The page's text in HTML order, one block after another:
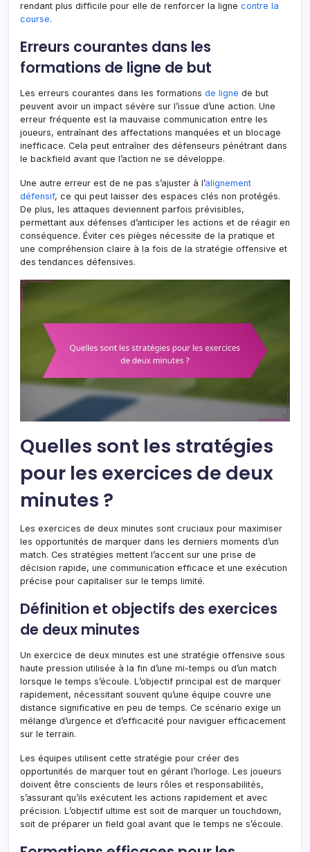
rendant plus difficile pour elle de renforcer la ligne contre la
course.
Erreurs courantes dans les
formations de ligne de but
Les erreurs courantes dans les formations de ligne de but
peuvent avoir un impact sévère sur l’issue d’une action. Une
erreur fréquente est la mauvaise communication entre les
joueurs, entraînant des affectations manquées et un blocage
inefficace. Cela peut entraîner des défenseurs pénétrant dans
le backfield avant que l’action ne se développe.
Une autre erreur est de ne pas s’ajuster à l’alignement
défensif, ce qui peut laisser des espaces clés non protégés.
De plus, les attaques deviennent parfois prévisibles,
permettant aux défenses d’anticiper les actions et de réagir en
conséquence. Éviter ces pièges nécessite de la pratique et
une compréhension claire à la fois de la stratégie offensive et
des tendances défensives.
Quelles sont les stratégies
pour les exercices de deux
minutes ?
Les exercices de deux minutes sont cruciaux pour maximiser
les opportunités de marquer dans les derniers moments d’un
match. Ces stratégies mettent l’accent sur une prise de
décision rapide, une communication efficace et une exécution
précise pour capitaliser sur le temps limité.
Définition et objectifs des exercices
de deux minutes
Un exercice de deux minutes est une stratégie offensive sous
haute pression utilisée à la fin d’une mi-temps ou d’un match
lorsque le temps s’écoule. L’objectif principal est de marquer
rapidement, nécessitant souvent qu’une équipe couvre une
distance significative en peu de temps. Ce scénario exige un
mélange d’urgence et d’efficacité pour naviguer efficacement
sur le terrain.
Les équipes utilisent cette stratégie pour créer des
opportunités de marquer tout en gérant l’horloge. Les joueurs
doivent être conscients de leurs rôles et responsabilités,
s’assurant qu’ils exécutent les actions rapidement et avec
précision. L’objectif ultime est soit de marquer un touchdown,
soit de préparer un field goal avant que le temps ne s’écoule.